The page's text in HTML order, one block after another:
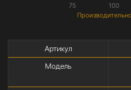
75 100
Артикул
Модель